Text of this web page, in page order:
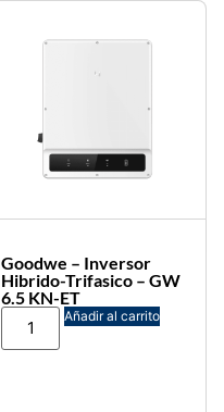
Goodwe – Inversor
Hibrido-Trifasico – GW
6.5 KN-ET
Añadir al carrito